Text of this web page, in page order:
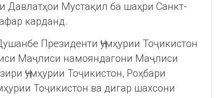
Давлатҳои Мустақил ба шаҳри Санкт-
карданд.
Президенти Ҷумҳурии Тоҷикистон
Маҷлиси намояндагони Маҷлиси
Ҷумҳурии Тоҷикистон, Роҳбари
Тоҷикистон ва дигар шахсони